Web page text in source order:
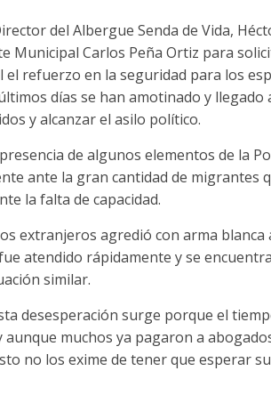
del Albergue Senda de Vida,
Municipal Carlos Peña Ortiz para
el refuerzo en la seguridad para los
días se han amotinado y llegado
y alcanzar el asilo político.
de algunos elementos de la
ante la gran cantidad de migrantes
la falta de capacidad.
extranjeros agredió con arma
atendido rápidamente y se
similar.
desesperación surge porque el
muchos ya pagaron a
no los exime de tener que esperar